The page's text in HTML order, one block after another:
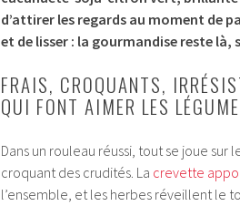
d’attirer les regards au moment de
et de lisser : la gourmandise reste là,
FRAIS, CROQUANTS,
QUI FONT AIMER LES
Dans un rouleau réussi, tout se joue
croquant des crudités. La crevette
l’ensemble, et les herbes réveillent le